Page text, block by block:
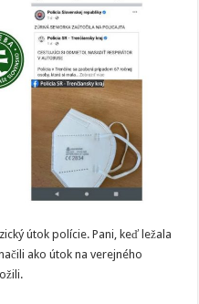
útok polície. Pani, keď ležala
ako útok na verejného